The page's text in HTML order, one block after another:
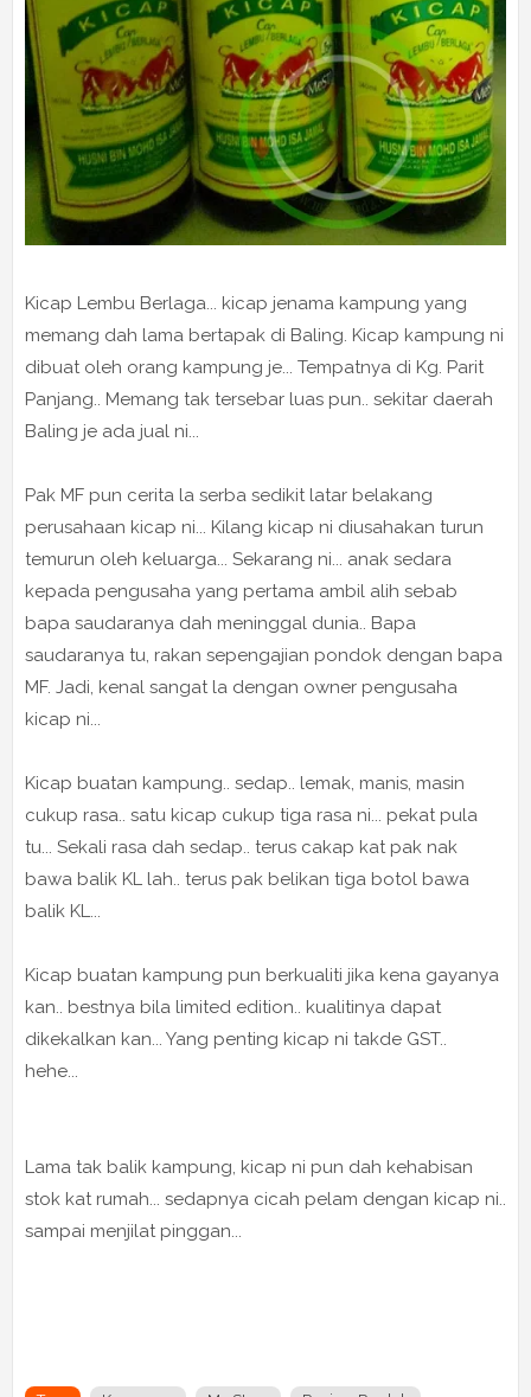
Kicap Lembu Berlaga... kicap jenama kampung yang
memang dah lama bertapak di Baling. Kicap kampung ni
dibuat oleh orang kampung je... Tempatnya di Kg. Parit
Panjang.. Memang tak tersebar luas pun.. sekitar daerah
Baling je ada jual ni...
Pak MF pun cerita la serba sedikit latar belakang
perusahaan kicap ni... Kilang kicap ni diusahakan turun
temurun oleh keluarga... Sekarang ni... anak sedara
kepada pengusaha yang pertama ambil alih sebab
bapa saudaranya dah meninggal dunia.. Bapa
saudaranya tu, rakan sepengajian pondok dengan bapa
MF. Jadi, kenal sangat la dengan owner pengusaha
kicap ni...
Kicap buatan kampung.. sedap.. lemak, manis, masin
cukup rasa.. satu kicap cukup tiga rasa ni... pekat pula
tu... Sekali rasa dah sedap.. terus cakap kat pak nak
bawa balik KL lah.. terus pak belikan tiga botol bawa
balik KL...
Kicap buatan kampung pun berkualiti jika kena gayanya
kan.. bestnya bila limited edition.. kualitinya dapat
dikekalkan kan... Yang penting kicap ni takde GST..
hehe...
Lama tak balik kampung, kicap ni pun dah kehabisan
stok kat rumah... sedapnya cicah pelam dengan kicap ni..
sampai menjilat pinggan...